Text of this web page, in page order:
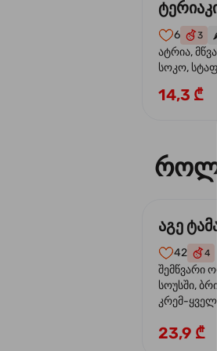
6 3
ატრია,
სოკო,
ტერიაკის
14,3 ₾
აგე
42 4
შემწვარი
სოუსში,
კრემ-
23,9 ₾